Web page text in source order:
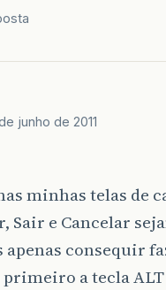
junho de 2011
minhas telas de
Sair e Cancelar
apenas consequir
a tecla